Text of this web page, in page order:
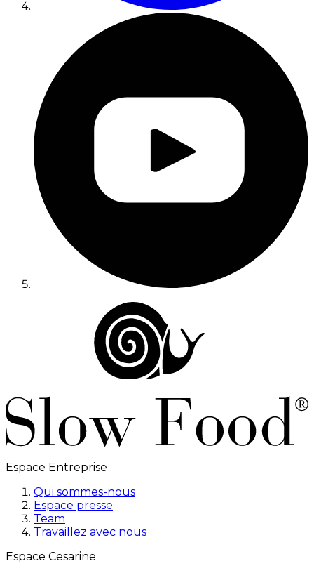
Espace Entreprise
Qui sommes-nous
Espace presse
Team
Travaillez avec nous
Espace Cesarine